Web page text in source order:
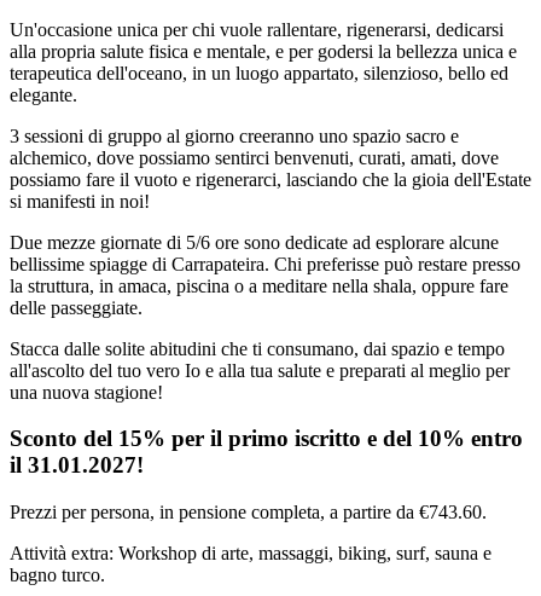
Un'occasione unica per chi vuole rallentare, rigenerarsi, dedicarsi
alla propria salute fisica e mentale, e per godersi la bellezza unica e
terapeutica dell'oceano, in un luogo appartato, silenzioso, bello ed
elegante.
3 sessioni di gruppo al giorno creeranno uno spazio sacro e
alchemico, dove possiamo sentirci benvenuti, curati, amati, dove
possiamo fare il vuoto e rigenerarci, lasciando che la gioia dell'Estate
si manifesti in noi!
Due mezze giornate di 5/6 ore sono dedicate ad esplorare alcune
bellissime spiagge di Carrapateira. Chi preferisse può restare presso
la struttura, in amaca, piscina o a meditare nella shala, oppure fare
delle passeggiate.
Stacca dalle solite abitudini che ti consumano, dai spazio e tempo
all'ascolto del tuo vero Io e alla tua salute e preparati al meglio per
una nuova stagione!
Sconto del 15% per il primo iscritto e del 10% entro
il 31.01.2027!
Prezzi per persona, in pensione completa, a partire da €743.60.
Attività extra: Workshop di arte, massaggi, biking, surf, sauna e
bagno turco.